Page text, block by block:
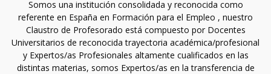
Somos una institución consolidada y reconocida como
referente en España en Formación para el Empleo , nuestro
Claustro de Profesorado está compuesto por Docentes
Universitarios de reconocida trayectoria académica/profesional
y Expertos/as Profesionales altamente cualificados en las
distintas materias, somos Expertos/as en la transferencia de